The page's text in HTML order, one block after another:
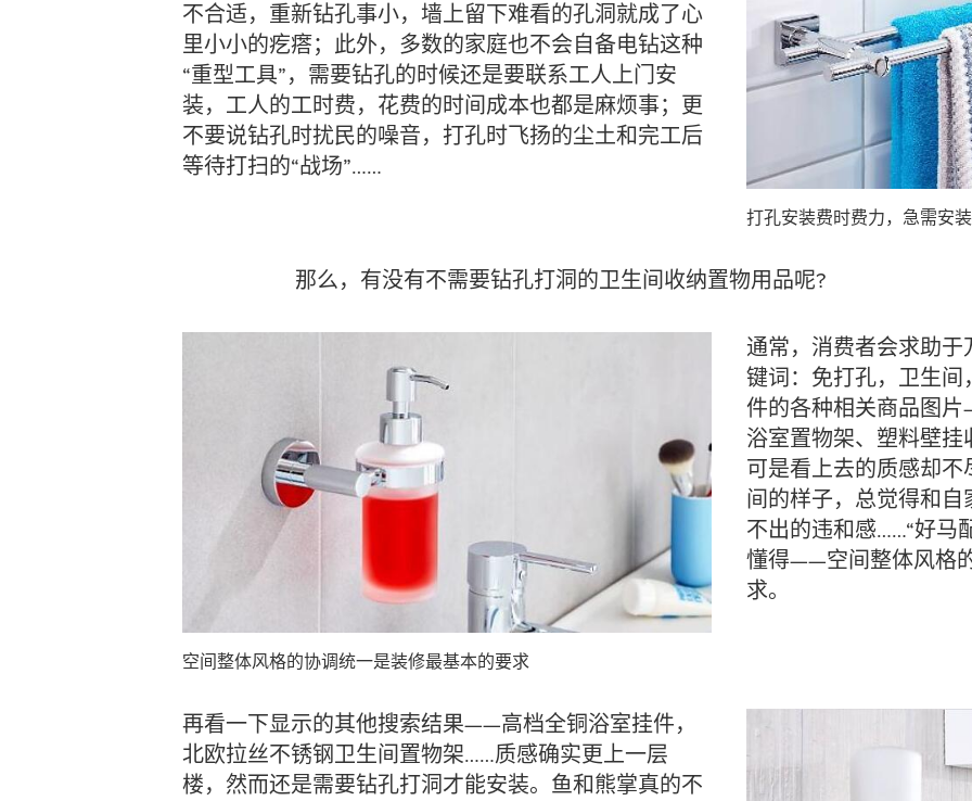
不合适，重新钻孔事小，墙上留下难看的孔洞就成了心
里小小的疙瘩；此外，多数的家庭也不会自备电钻这种
“重型工具”，需要钻孔的时候还是要联系工人上门安
装，工人的工时费，花费的时间成本也都是麻烦事；更
不要说钻孔时扰民的噪音，打孔时飞扬的尘土和完工后
等待打扫的“战场”……
打孔安装费时费力，急需安
那么，有没有不需要钻孔打洞的卫生间收纳置物用品呢?
空间整体风格的协调统一是装修最基本的要求
通常，消费者会求助于
键词：免打孔，卫生间
件的各种相关商品图
浴室置物架、塑料壁
可是看上去的质感却
间的样子，总觉得和自
不出的违和感……“好马
懂得——空间整体风格
求。
再看一下显示的其他搜索结果——高档全铜浴室挂件，
北欧拉丝不锈钢卫生间置物架……质感确实更上一层
楼，然而还是需要钻孔打洞才能安装。鱼和熊掌真的不